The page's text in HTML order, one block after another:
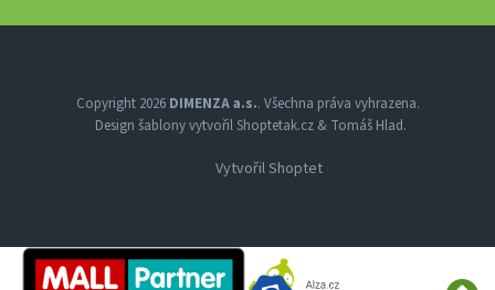
Vytvořil Shoptet
Copyright 2026 DIMENZA a.s.. Všechna práva vyhrazena.
Design šablony vytvořilShoptetak.cz& Tomáš Hlad.